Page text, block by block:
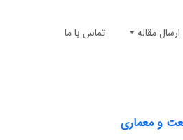
ارسال مقاله تماس با ما
و معماری